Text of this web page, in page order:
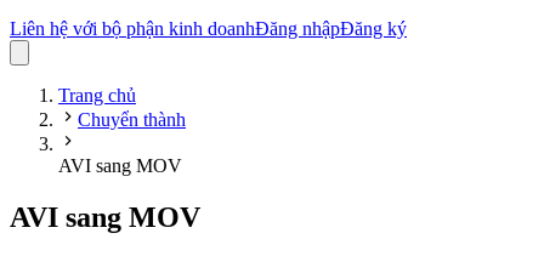
Liên hệ với bộ phận kinh doanhĐăng nhậpĐăng ký
Trang chủ
Chuyển thành
AVI sang MOV
AVI sang MOV